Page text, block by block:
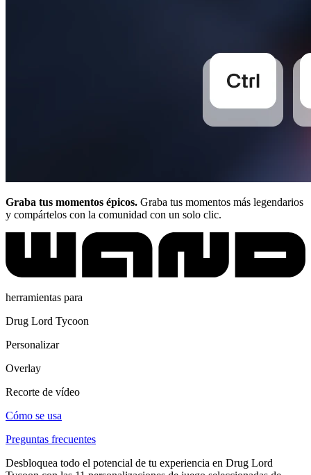
Graba tus momentos épicos. Graba tus momentos más legendarios
y compártelos con la comunidad con un solo clic.
herramientas para
Drug Lord Tycoon
Personalizar
Overlay
Recorte de vídeo
Cómo se usa
Preguntas frecuentes
Desbloquea todo el potencial de tu experiencia en Drug Lord